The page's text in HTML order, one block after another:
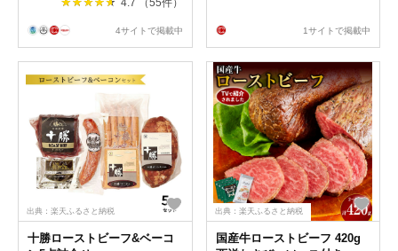
4.7 （55件）
4サイトで掲載中 1サイトで掲載中
出典：楽天ふるさと納税
十勝ローストビーフ&ベーコ
出典：楽天ふるさと納税
国産牛ローストビーフ 420g